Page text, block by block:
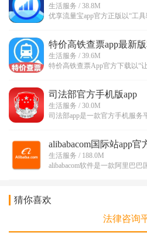
生活服务 / 38.8M
优享流量宝app官方正版以“工
特价高铁查票app最新
生活服务 / 39.6M
特价高铁查票App官方下载以“
司法部官方手机版app
生活服务 / 30.0M
司法部app是一款官方手机服务
alibabacom国际站app官
生活服务 / 188.0M
alibabacom软件是一款阿里巴巴
猜你喜欢
法律咨询